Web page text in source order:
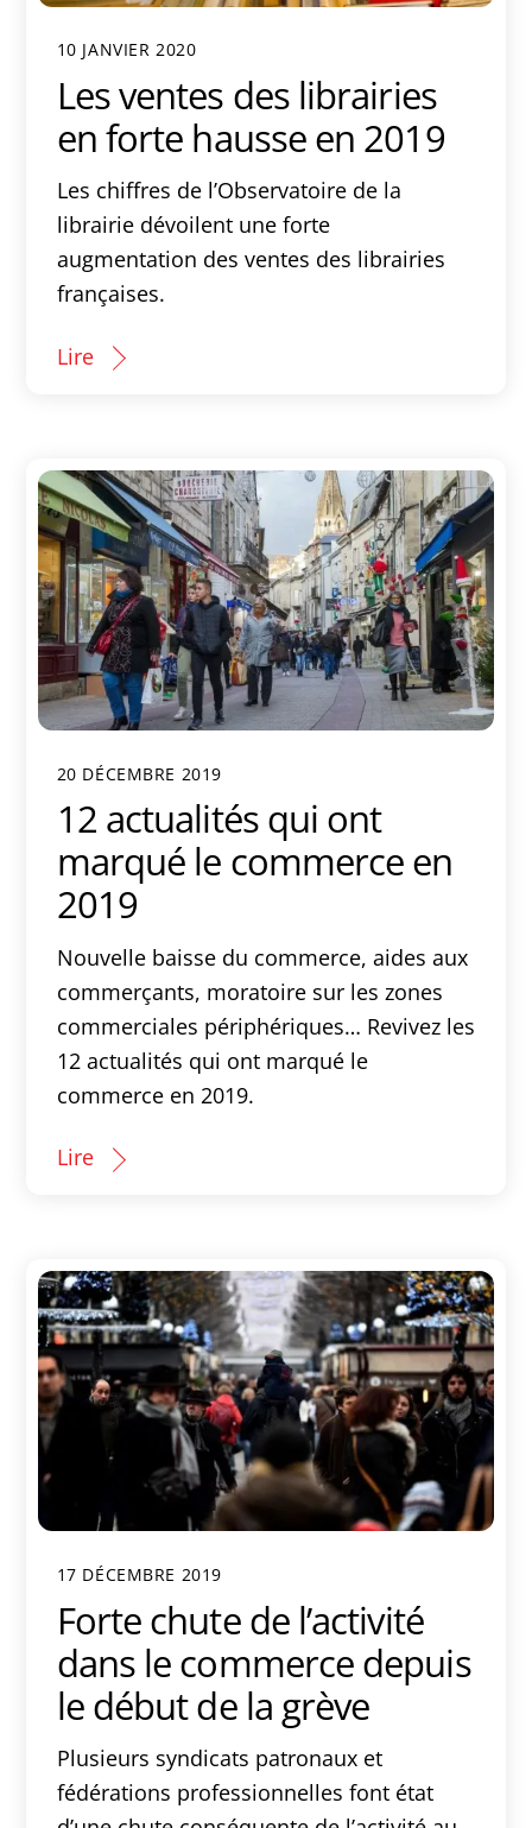
10 JANVIER 2020
Les ventes des librairies
en forte hausse en 2019
Les chiffres de l’Observatoire de la
librairie dévoilent une forte
augmentation des ventes des librairies
françaises.
Lire
20 DÉCEMBRE 2019
12 actualités qui ont
marqué le commerce en
2019
Nouvelle baisse du commerce, aides aux
commerçants, moratoire sur les zones
commerciales périphériques… Revivez les
12 actualités qui ont marqué le
commerce en 2019.
Lire
17 DÉCEMBRE 2019
Forte chute de l’activité
dans le commerce depuis
le début de la grève
Plusieurs syndicats patronaux et
fédérations professionnelles font état